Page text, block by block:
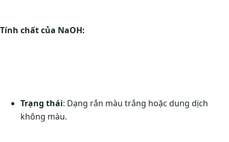
Tính chất của NaOH:
Trạng thái: Dạng rắn màu trắng hoặc dung dịch
không màu.